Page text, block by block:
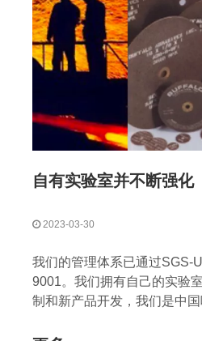
自有实验室并不断强化
2023-03-30
我们的管理体系已通过SGS-
9001。我们拥有自己的实验
制和新产品开发，我们是中